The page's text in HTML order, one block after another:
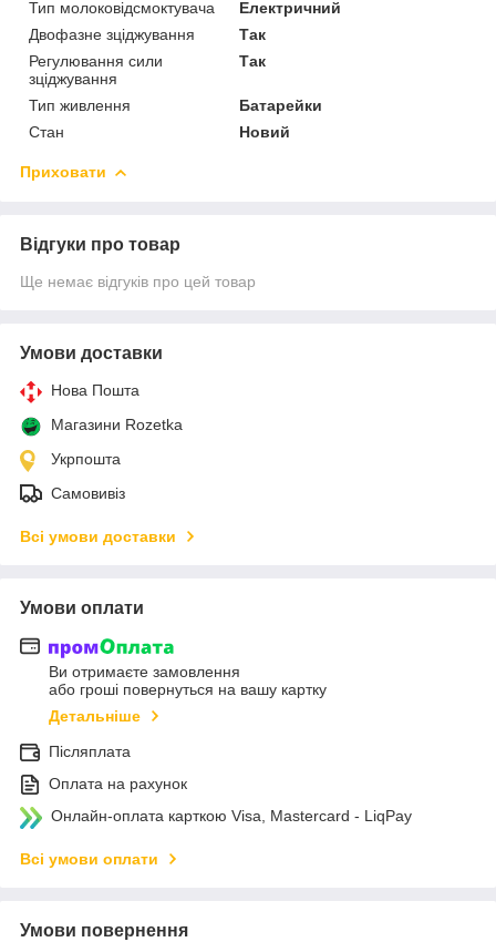
Тип молоковідсмоктувача
Електричний
Двофазне зціджування
Так
Регулювання сили
зціджування
Так
Тип живлення
Батарейки
Стан
Новий
Приховати
Відгуки про товар
Ще немає відгуків про цей товар
Умови доставки
Нова Пошта
Магазини Rozetka
Укрпошта
Самовивіз
Всі умови доставки
Умови оплати
Ви отримаєте замовлення
або гроші повернуться на вашу картку
Детальніше
Післяплата
Оплата на рахунок
Онлайн-оплата карткою Visa, Mastercard - LiqPay
Всі умови оплати
Умови повернення